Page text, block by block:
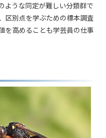
ような同定が難しい分類群で
区別点を学ぶための標本調査
を高めることも学芸員の仕事